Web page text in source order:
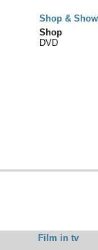
Shop &
Shop
DVD
Film in tv